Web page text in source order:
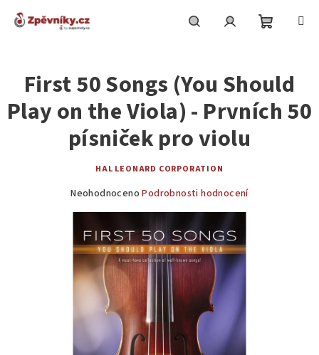
košík
First 50 Songs (You Should
Play on the Viola) - Prvních 50
písniček pro violu
HAL LEONARD CORPORATION
Průměrné
0,0
z
5
hvězdiček.
Neohodnoceno Podrobnosti hodnocení